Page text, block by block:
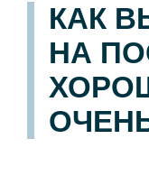
КАК
НА